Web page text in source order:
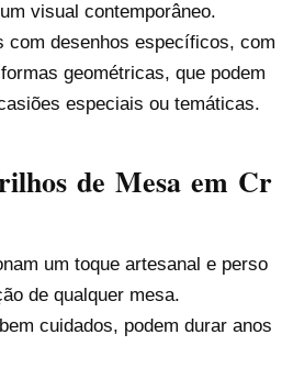
visual contemporâneo.
com desenhos específicos, com
geométricas, que podem
especiais ou temáticas.
de Mesa em Cr
um toque artesanal e perso
de qualquer mesa.
cuidados, podem durar anos